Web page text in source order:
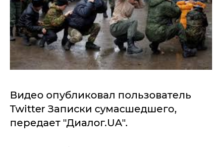
Видео опубликовал пользователь
Twitter Записки сумасшедшего,
передает "Диалог.UA".